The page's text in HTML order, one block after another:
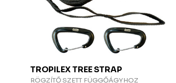
TROPILEXTREE STRAP
RÖGZÍTŐ SZETT FÜGGŐÁGYHOZ